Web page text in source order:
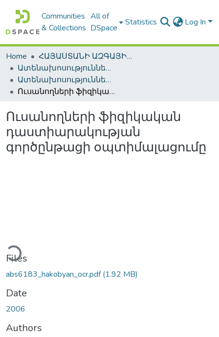
Communities
& Collections
All of
DSpace
Statistics Log In
Home
ՀԱՅԱՍՏԱՆԻ ԱԶԳԱՅԻՆ ԳՐԱԴԱՐԱՆԻ ԹՎԱՅԻՆ ՊԱՀՈՑ / DIGITAL REPOSITORY OF NLA
Ատենախոսություններ և սեղմագրեր / Theses & Abstracts
Ատենախոսություններ և սեղմագրեր / Theses & Abstracts
Ուսանողների ֆիզիկական դաստիարակության գործընթացի օպտիմալացումը
Ուսանողների ֆիզիկական
դաստիարակության
գործընթացի օպտիմալացումը
Files
abs6183_hakobyan_ocr.pdf(1.92 MB)
Date
2006
Authors